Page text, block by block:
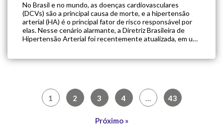
No Brasil e no mundo, as doenças cardiovasculares
(DCVs) são a principal causa de morte, e a hipertensão
arterial (HA) é o principal fator de risco responsável por
elas. Nesse cenário alarmante, a Diretriz Brasileira de
Hipertensão Arterial foi recentemente atualizada, em um
Navegação
1 2 3 4 … 43
Próximo »